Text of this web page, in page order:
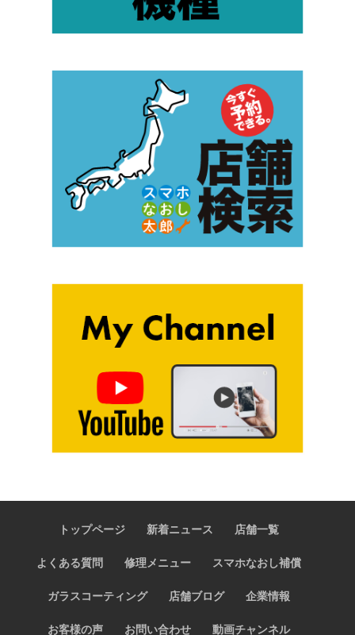
トップページ 新着ニュース 店舗一覧
よくある質問 修理メニュー スマホなおし補償
ガラスコーティング 店舗ブログ 企業情報
お客様の声 お問い合わせ 動画チャンネル